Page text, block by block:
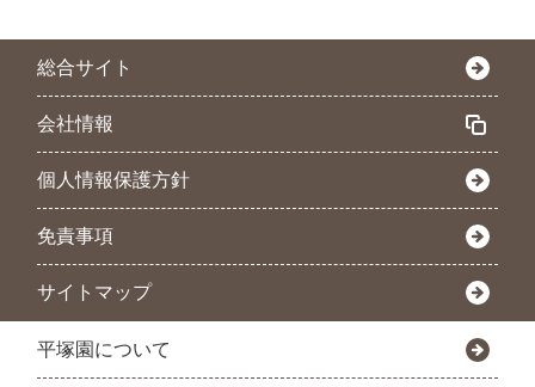
総合サイト
会社情報
個人情報保護方針
免責事項
サイトマップ
平塚園について